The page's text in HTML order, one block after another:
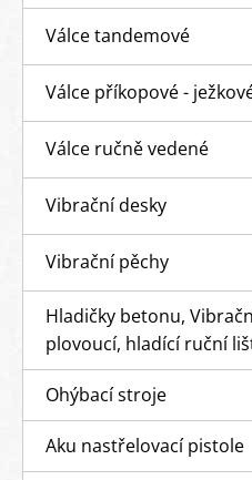
Válce tandemové
Válce příkopové -
Válce ručně vedené
Vibrační desky
Vibrační pěchy
Hladičky betonu,
plovoucí, hladící ruční
Ohýbací stroje
Aku nastřelovací pistole